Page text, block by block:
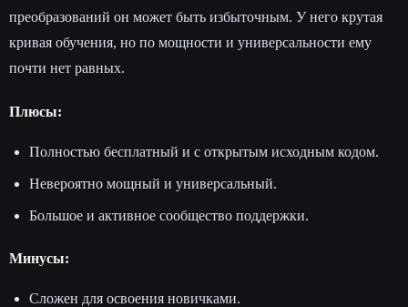
преобразований он может быть избыточным. У него крутая
кривая обучения, но по мощности и универсальности ему
почти нет равных.
Плюсы:
Полностью бесплатный и с открытым исходным кодом.
Невероятно мощный и универсальный.
Большое и активное сообщество поддержки.
Минусы:
Сложен для освоения новичками.